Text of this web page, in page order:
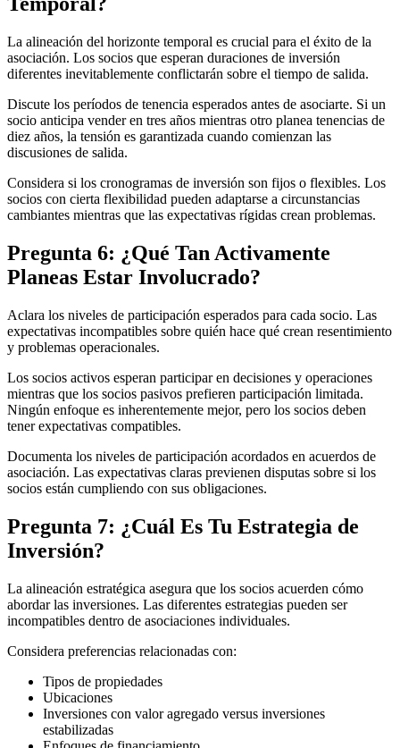
La alineación del horizonte temporal es crucial para el éxito de la
asociación. Los socios que esperan duraciones de inversión
diferentes inevitablemente conflictarán sobre el tiempo de salida.
Discute los períodos de tenencia esperados antes de asociarte. Si un
socio anticipa vender en tres años mientras otro planea tenencias de
diez años, la tensión es garantizada cuando comienzan las
discusiones de salida.
Considera si los cronogramas de inversión son fijos o flexibles. Los
socios con cierta flexibilidad pueden adaptarse a circunstancias
cambiantes mientras que las expectativas rígidas crean problemas.
Pregunta 6: ¿Qué Tan Activamente
Planeas Estar Involucrado?
Aclara los niveles de participación esperados para cada socio. Las
expectativas incompatibles sobre quién hace qué crean resentimiento
y problemas operacionales.
Los socios activos esperan participar en decisiones y operaciones
mientras que los socios pasivos prefieren participación limitada.
Ningún enfoque es inherentemente mejor, pero los socios deben
tener expectativas compatibles.
Documenta los niveles de participación acordados en acuerdos de
asociación. Las expectativas claras previenen disputas sobre si los
socios están cumpliendo con sus obligaciones.
Pregunta 7: ¿Cuál Es Tu Estrategia de
Inversión?
La alineación estratégica asegura que los socios acuerden cómo
abordar las inversiones. Las diferentes estrategias pueden ser
incompatibles dentro de asociaciones individuales.
Considera preferencias relacionadas con:
Tipos de propiedades
Ubicaciones
Inversiones con valor agregado versus inversiones
estabilizadas